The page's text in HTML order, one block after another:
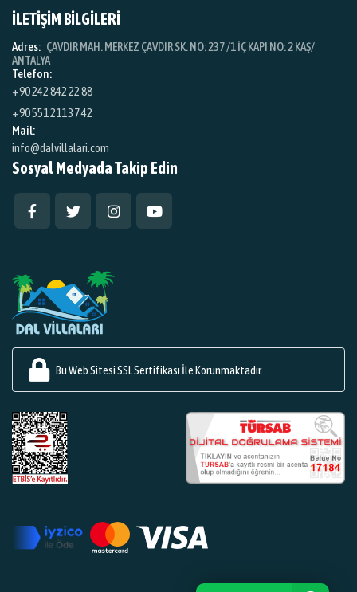
İLETİŞİM BİLGİLERİ
Adres: ÇAVDIR MAH. MERKEZ ÇAVDIR SK. NO: 237 /1 İÇ KAPI NO: 2 KAŞ/
ANTALYA
Telefon:
+90 242 842 22 88
+90 551 211 37 42
Mail:
info@dalvillalari.com
Sosyal Medyada Takip Edin
Bu Web Sitesi SSL Sertifikası İle Korunmaktadır.